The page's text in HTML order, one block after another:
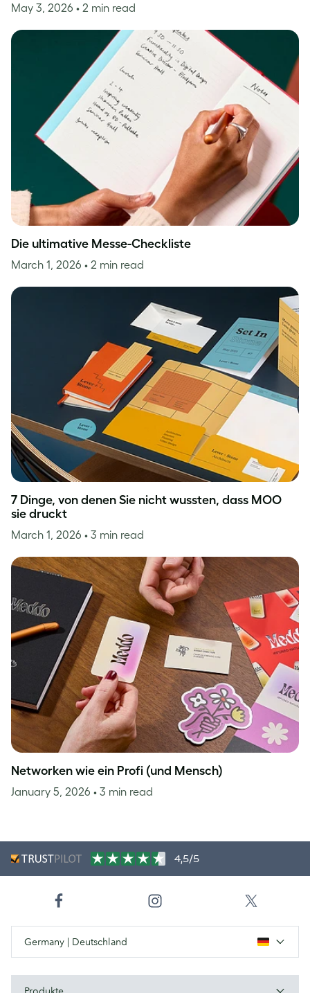
May 3, 2026 • 2 min read
Die ultimative Messe-Checkliste
March 1, 2026 • 2 min read
7 Dinge, von denen Sie nicht wussten, dass MOO
sie druckt
March 1, 2026 • 3 min read
Networken wie ein Profi (und Mensch)
January 5, 2026 • 3 min read
4,5/5
Germany | Deutschland